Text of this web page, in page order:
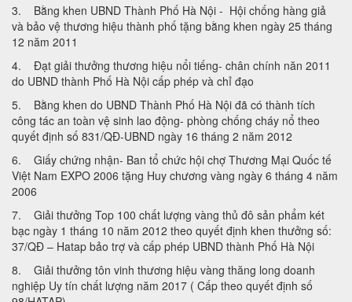
3. Bằng khen UBND Thành Phố Hà Nội - Hội chống hàng giả
và bảo vệ thương hiệu thành phố tặng bằng khen ngày 25 tháng
12 năm 2011
4. Đạt giải thưởng thương hiệu nổi tiếng- chân chính năn 2011
do UBND thành Phố Hà Nội cấp phép và chỉ đạo
5. Bằng khen do UBND Thành Phố Hà Nội đã có thành tích
công tác an toàn vệ sinh lao động- phòng chống cháy nổ theo
quyết định số 831/QĐ-UBND ngày 16 tháng 2 năm 2012
6. Giấy chứng nhận- Ban tổ chức hội chợ Thương Mại Quốc tế
Việt Nam EXPO 2006 tặng Huy chương vàng ngày 6 tháng 4 năm
2006
7. Giải thưởng Top 100 chất lượng vàng thủ đô sản phẩm két
bạc ngày 1 tháng 10 năm 2012 theo quyết định khen thưởng số:
37/QĐ – Hatap bảo trợ và cấp phép UBND thành Phố Hà Nội
8. Giải thưởng tôn vinh thương hiệu vàng thăng long doanh
nghiệp Uy tín chất lượng năm 2017 ( Cấp theo quyết định số